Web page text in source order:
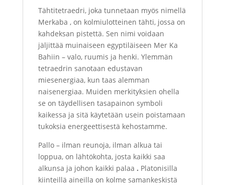
Tähtitetraedri, joka tunnetaan myös nimellä
Merkaba , on kolmiulotteinen tähti, jossa on
kahdeksan pistettä. Sen nimi voidaan
jäljittää muinaiseen egyptiläiseen Mer Ka
Bahiin – valo, ruumis ja henki. Ylemmän
tetraedrin sanotaan edustavan
miesenergiaa, kun taas alemman
naisenergiaa. Muiden merkityksien ohella
se on täydellisen tasapainon symboli
kaikessa ja sitä käytetään usein poistamaan
tukoksia energeettisestä kehostamme.
Pallo – ilman reunoja, ilman alkua tai
loppua, on lähtökohta, josta kaikki saa
alkunsa ja johon kaikki palaa . Platonisilla
kiinteillä aineilla on kolme samankeskistä